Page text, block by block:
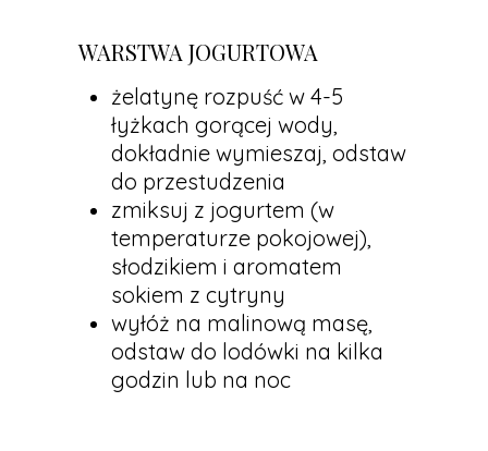
WARSTWA JOGURTOWA
żelatynę rozpuść w 4-5
łyżkach gorącej wody,
dokładnie wymieszaj, odstaw
do przestudzenia
zmiksuj z jogurtem (w
temperaturze pokojowej),
słodzikiem i aromatem
sokiem z cytryny
wyłóż na malinową masę,
odstaw do lodówki na kilka
godzin lub na noc